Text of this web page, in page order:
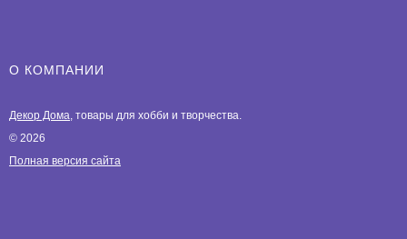
О КОМПАНИИ
Декор Дома , товары для хобби и творчества.
© 2026
Полная версия сайта